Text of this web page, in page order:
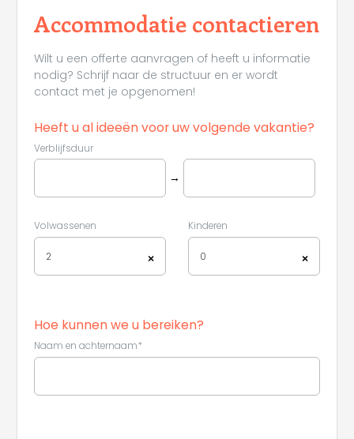
Accommodatie contactieren
Wilt u een offerte aanvragen of heeft u informatie
nodig? Schrijf naar de structuur en er wordt
contact met je opgenomen!
Heeft u al ideeën voor uw volgende vakantie?
Verblijfsduur
→
Volwassenen
×
2
Kinderen
×
0
Hoe kunnen we u bereiken?
Naam en achternaam*